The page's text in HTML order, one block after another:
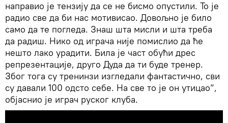
направио је тензију да се не бисмо опустили. То је
радио све да би нас мотивисао. Довољно је било
само да те погледа. Знаш шта мисли и шта треба
да радиш. Нико од играча није помислио да ће
нешто лако урадити. Била је част обући дрес
репрезентације, друго Дуда да ти буде тренер.
Због тога су тренинзи изгледали фантастично, сви
су давали 100 одсто себе. На све то је он утицао“,
објаснио је играч руског клуба.